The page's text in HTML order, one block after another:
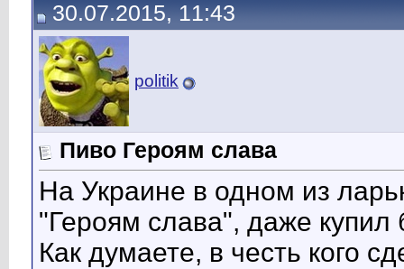
30.07.2015, 11:43
politik
Пиво Героям слава
На Украине в одном из
"Героям слава", даже купил
Как думаете, в честь кого